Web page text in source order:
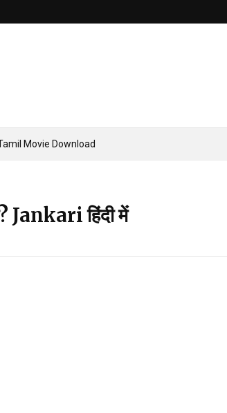
Movie Download
Jankari हिंदी में